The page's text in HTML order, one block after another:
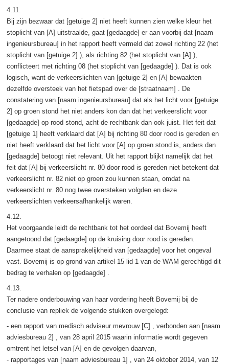
4.11.
Bij zijn bezwaar dat [getuige 2] niet heeft kunnen zien welke kleur het
stoplicht van [A] uitstraalde, gaat [gedaagde] er aan voorbij dat [naam
ingenieursbureau] in het rapport heeft vermeld dat zowel richting 22 (het
stoplicht van [getuige 2] ), als richting 82 (het stoplicht van [A] ),
conflicteert met richting 08 (het stoplicht van [gedaagde] ). Dat is ook
logisch, want de verkeerslichten van [getuige 2] en [A] bewaakten
dezelfde oversteek van het fietspad over de [straatnaam] . De
constatering van [naam ingenieursbureau] dat als het licht voor [getuige
2] op groen stond het niet anders kon dan dat het verkeerslicht voor
[gedaagde] op rood stond, acht de rechtbank dan ook juist. Het feit dat
[getuige 1] heeft verklaard dat [A] bij richting 80 door rood is gereden en
niet heeft verklaard dat het licht voor [A] op groen stond is, anders dan
[gedaagde] betoogt niet relevant. Uit het rapport blijkt namelijk dat het
feit dat [A] bij verkeerslicht nr. 80 door rood is gereden niet betekent dat
verkeerslicht nr. 82 niet op groen zou kunnen staan, omdat na
verkeerslicht nr. 80 nog twee oversteken volgden en deze
verkeerslichten verkeersafhankelijk waren.
4.12.
Het voorgaande leidt de rechtbank tot het oordeel dat Bovemij heeft
aangetoond dat [gedaagde] op de kruising door rood is gereden.
Daarmee staat de aansprakelijkheid van [gedaagde] voor het ongeval
vast. Bovemij is op grond van artikel 15 lid 1 van de WAM gerechtigd dit
bedrag te verhalen op [gedaagde] .
4.13.
Ter nadere onderbouwing van haar vordering heeft Bovemij bij de
conclusie van repliek de volgende stukken overgelegd:
- een rapport van medisch adviseur mevrouw [C] , verbonden aan [naam
adviesbureau 2] , van 28 april 2015 waarin informatie wordt gegeven
omtrent het letsel van [A] en de gevolgen daarvan,
- rapportages van [naam adviesbureau 1] , van 24 oktober 2014, van 12